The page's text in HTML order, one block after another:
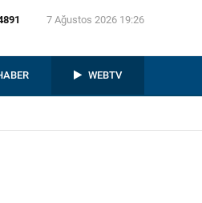
7 Ağustos 2026 19:26
WEBTV